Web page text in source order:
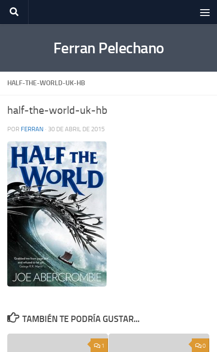
Saltar al contenido
Ferran Pelechano
HALF-THE-WORLD-UK-HB
half-the-world-uk-hb
POR FERRAN · 30 DE ABRIL DE 2015
TAMBIÉN TE PODRÍA GUSTAR...
1 0